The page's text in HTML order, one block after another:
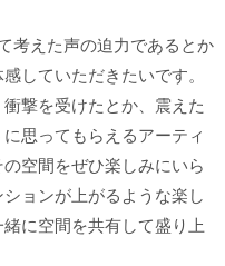
考えた声の迫力であるとか
していただきたいです。
撃を受けたとか、震えた
思ってもらえるアーティ
空間をぜひ楽しみにいら
ョンが上がるような楽し
に空間を共有して盛り上